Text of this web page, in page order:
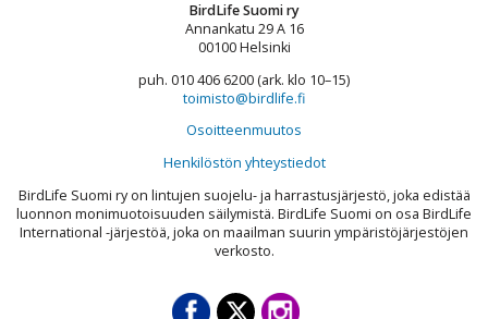
BirdLife Suomi ry
Annankatu 29 A 16
00100 Helsinki
puh. 010 406 6200 (ark. klo 10–15)
toimisto@birdlife.fi
Osoitteenmuutos
Henkilöstön yhteystiedot
BirdLife Suomi ry on lintujen suojelu- ja harrastusjärjestö, joka edistää
luonnon monimuotoisuuden säilymistä. BirdLife Suomi on osa BirdLife
International -järjestöä, joka on maailman suurin ympäristöjärjestöjen
verkosto.